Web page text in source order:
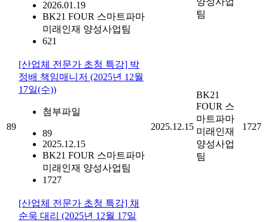
2026.01.19
BK21 FOUR 스마트파마
미래인재 양성사업팀
621
팀
89
[산업체 전문가 초청 특강] 박
정배 책임매니저 (2025년 12월
17일(수))
첨부파일
89
2025.12.15
BK21 FOUR 스마트파마
미래인재 양성사업팀
1727
2025.12.15
BK21
FOUR 스
마트파마
미래인재
양성사업
팀
1727
[산업체 전문가 초청 특강] 채
순욱 대리 (2025년 12월 17일